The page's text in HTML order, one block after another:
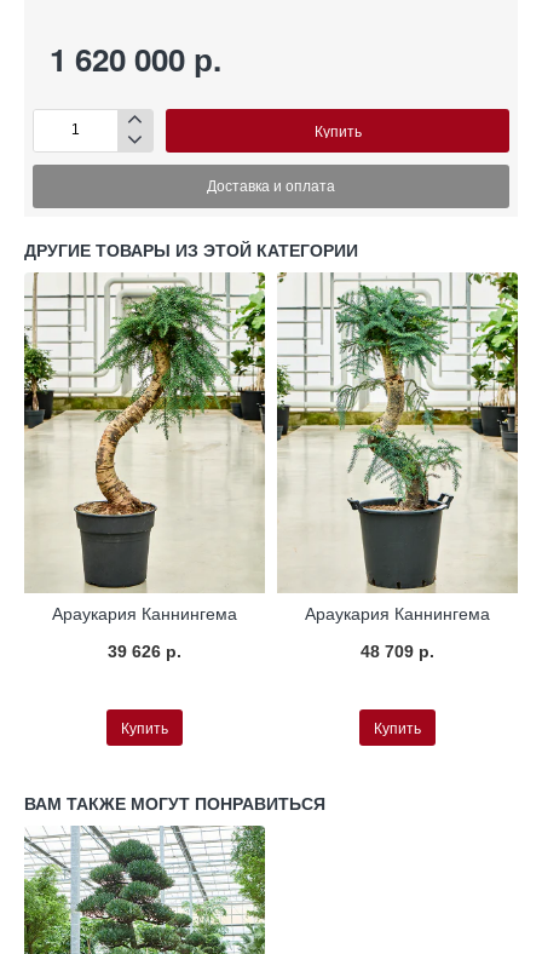
1 620 000 р.
Купить
Доставка и оплата
ДРУГИЕ ТОВАРЫ ИЗ ЭТОЙ КАТЕГОРИИ
Араукария Каннингема
39 626 р.
Купить
Араукария Каннингема
48 709 р.
Купить
ВАМ ТАКЖЕ МОГУТ ПОНРАВИТЬСЯ